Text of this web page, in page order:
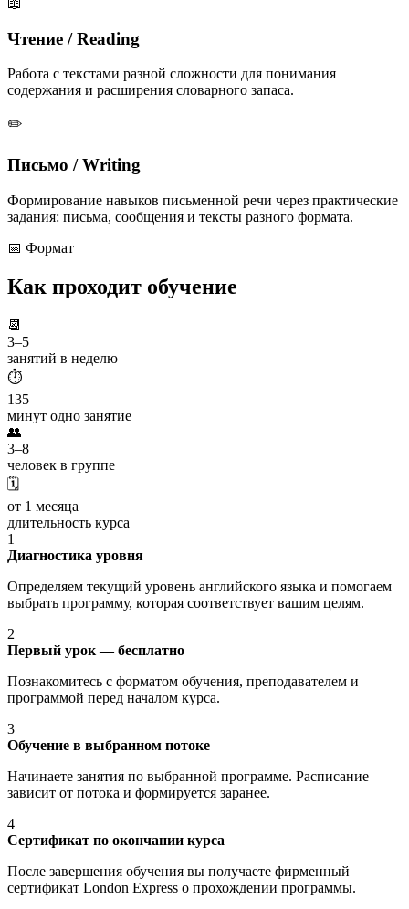
📖
Чтение / Reading
Работа с текстами разной сложности для понимания
содержания и расширения словарного запаса.
✏️
Письмо / Writing
Формирование навыков письменной речи через практические
задания: письма, сообщения и тексты разного формата.
📅 Формат
Как проходит обучение
📆
3–5
занятий в неделю
⏱️
135
минут одно занятие
👥
3–8
человек в группе
🗓️
от 1 месяца
длительность курса
1
Диагностика уровня
Определяем текущий уровень английского языка и помогаем
выбрать программу, которая соответствует вашим целям.
2
Первый урок — бесплатно
Познакомитесь с форматом обучения, преподавателем и
программой перед началом курса.
3
Обучение в выбранном потоке
Начинаете занятия по выбранной программе. Расписание
зависит от потока и формируется заранее.
4
Сертификат по окончании курса
После завершения обучения вы получаете фирменный
сертификат London Express о прохождении программы.